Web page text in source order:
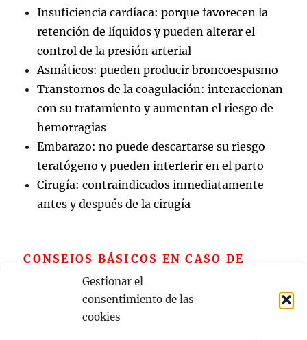
Gestionar el
consentimiento de las
cookies
Insuficiencia cardíaca: porque favorecen la
retención de líquidos y pueden alterar el
control de la presión arterial
Asmáticos: pueden producir broncoespasmo
Transtornos de la coagulación: interaccionan
con su tratamiento y aumentan el riesgo de
hemorragias
Embarazo: no puede descartarse su riesgo
teratógeno y pueden interferir en el parto
Cirugía: contraindicados inmediatamente
antes y después de la cirugía
CONSEJOS BÁSICOS EN CASO DE
DOLOR AGUDO LEVE O MODERADO:
Practicar ejercicio regularmente, con sus